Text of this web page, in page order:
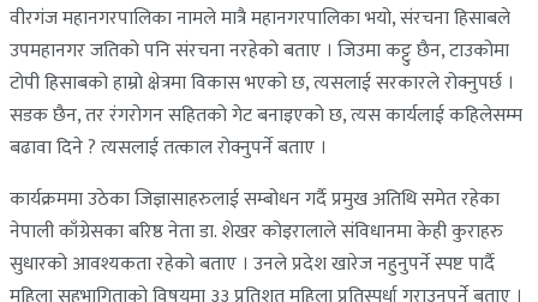
वीरगंज महानगरपालिका नामले मात्रै महानगरपालिका भयो, संरचना हिसाबले
उपमहानगर जतिको पनि संरचना नरहेको बताए । जिउमा कट्टु छैन, टाउकोमा
टोपी हिसाबको हाम्रो क्षेत्रमा विकास भएको छ, त्यसलाई सरकारले रोक्नुपर्छ ।
सडक छैन, तर रंगरोगन सहितको गेट बनाइएको छ, त्यस कार्यलाई कहिलेसम्म
बढावा दिने ? त्यसलाई तत्काल रोक्नुपर्ने बताए ।
कार्यक्रममा उठेका जिज्ञासाहरुलाई सम्बोधन गर्दै प्रमुख अतिथि समेत रहेका
नेपाली काँग्रेसका बरिष्ठ नेता डा. शेखर कोइरालाले संविधानमा केही कुराहरु
सुधारको आवश्यकता रहेको बताए । उनले प्रदेश खारेज नहुनुपर्ने स्पष्ट पार्दै